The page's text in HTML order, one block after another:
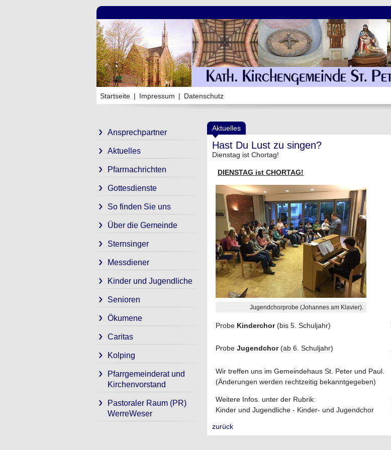
Startseite | Impressum | Datenschutz
Ansprechpartner
Aktuelles
Pfarrnachrichten
Gottesdienste
So finden Sie uns
Über die Gemeinde
Sternsinger
Messdiener
Kinder und Jugendliche
Senioren
Ökumene
Caritas
Kolping
Pfarrgemeinderat und
Kirchenvorstand
Pastoraler Raum (PR)
WerreWeser
Aktuelles
Hast Du Lust zu singen?
Dienstag ist Chortag!
DIENSTAG ist CHORTAG!
Jugendchorprobe (Johannes am Klavier).
Probe Kinderchor(bis 5. Schuljahr)
Probe Jugendchor(ab 6. Schuljahr)
Wir treffen uns im Gemeindehaus St. Peter und Paul.
(Änderungen werden rechtzeitig bekanntgegeben)
Weitere Infos. unter der Rubrik:
Kinder und Jugendliche - Kinder- und Jugendchor
zurück